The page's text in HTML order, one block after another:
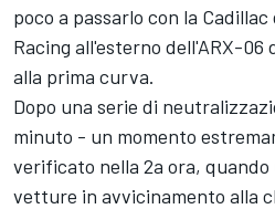
poco a passarlo con la Cadillac
Racing all'esterno dell'ARX-06
alla prima curva.
Dopo una serie di
minuto - un momento
verificato nella 2a ora,
vetture in avvicinamento alla